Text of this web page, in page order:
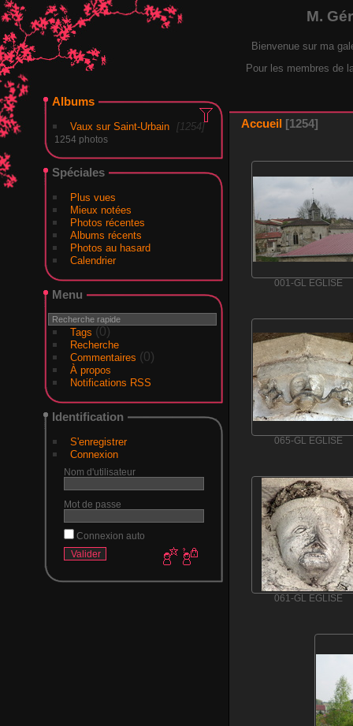
M.
Bienvenue sur ma
Pour les membres de
Albums
Vaux sur Saint-Urbain 1254
1254 photos
Spéciales
Plus vues
Mieux notées
Photos récentes
Albums récents
Photos au hasard
Calendrier
Menu
Tags (0)
Recherche
Commentaires (0)
À propos
Notifications RSS
Identification
S'enregistrer
Connexion
Nom d'utilisateur
Mot de passe
Connexion auto
Accueil 1254
001-GL EGLISE
065-GL EGLISE
061-GL EGLISE